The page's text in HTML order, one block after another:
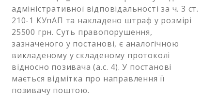
адміністративної відповідальності за ч. 3 ст.
210-1 КУпАП та накладено штраф у розмірі
25500 грн. Суть правопорушення,
зазначеного у постанові, є аналогічною
викладеному у складеному протоколі
відносно позивача (а.с. 4). У постанові
мається відмітка про направлення її
позивачу поштою.